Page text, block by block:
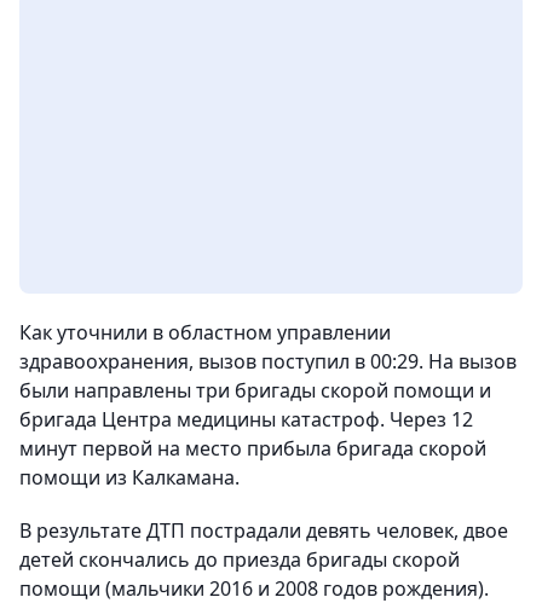
Как уточнили в областном управлении
здравоохранения, вызов поступил в 00:29. На вызов
были направлены три бригады скорой помощи и
бригада Центра медицины катастроф. Через 12
минут первой на место прибыла бригада скорой
помощи из Калкамана.
В результате ДТП пострадали девять человек, двое
детей скончались до приезда бригады скорой
помощи (мальчики 2016 и 2008 годов рождения).